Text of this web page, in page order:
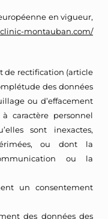
en vigueur,
montauban.com/
de rectification (article
des données
ou d’effacement
caractère personnel
sont inexactes,
ou dont la
ou la
un consentement
des données des